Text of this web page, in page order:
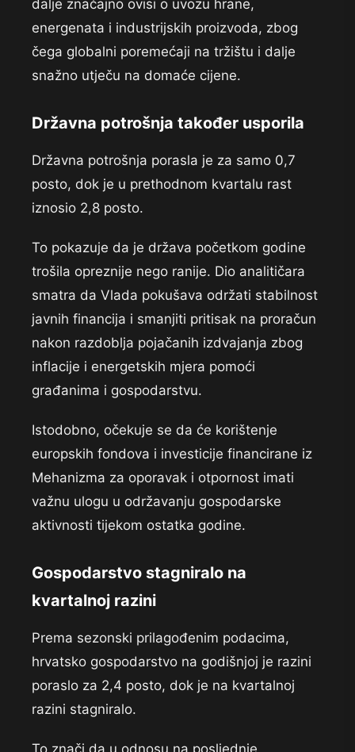
dalje značajno ovisi o uvozu hrane,
energenata i industrijskih proizvoda, zbog
čega globalni poremećaji na tržištu i dalje
snažno utječu na domaće cijene.
Državna potrošnja također usporila
Državna potrošnja porasla je za samo 0,7
posto, dok je u prethodnom kvartalu rast
iznosio 2,8 posto.
To pokazuje da je država početkom godine
trošila opreznije nego ranije. Dio analitičara
smatra da Vlada pokušava održati stabilnost
javnih financija i smanjiti pritisak na proračun
nakon razdoblja pojačanih izdvajanja zbog
inflacije i energetskih mjera pomoći
građanima i gospodarstvu.
Istodobno, očekuje se da će korištenje
europskih fondova i investicije financirane iz
Mehanizma za oporavak i otpornost imati
važnu ulogu u održavanju gospodarske
aktivnosti tijekom ostatka godine.
Gospodarstvo stagniralo na
kvartalnoj razini
Prema sezonski prilagođenim podacima,
hrvatsko gospodarstvo na godišnjoj je razini
poraslo za 2,4 posto, dok je na kvartalnoj
razini stagniralo.